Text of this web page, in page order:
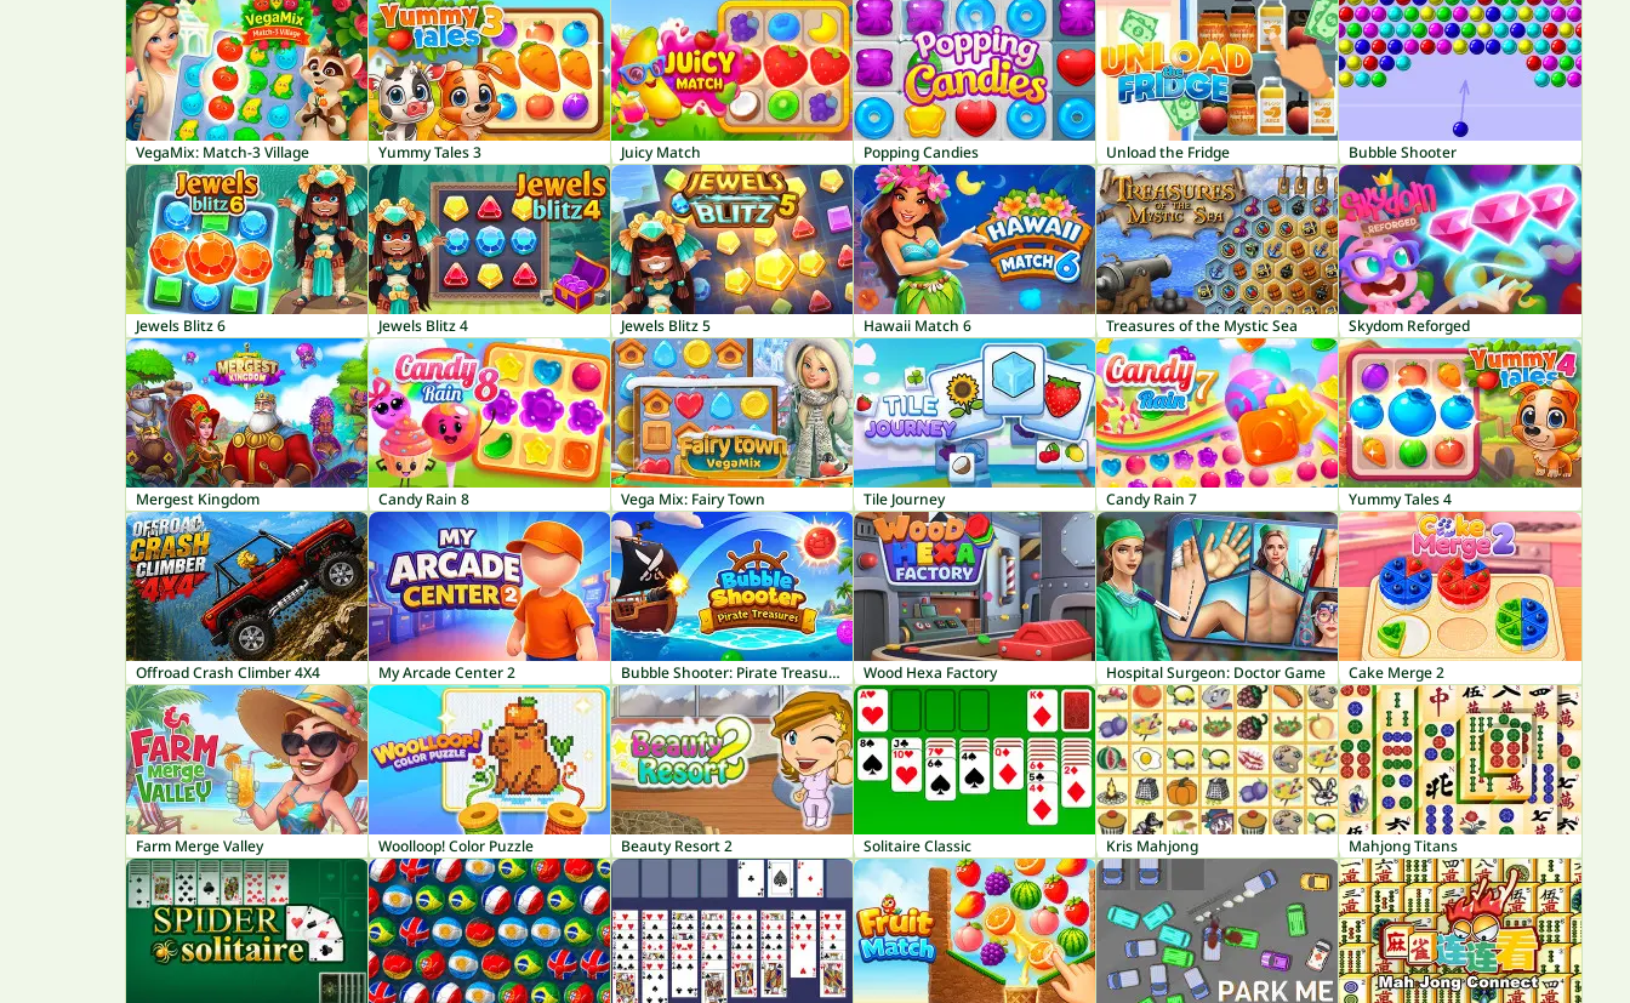
VegaMix: Match-3 Village Yummy Tales 3 Juicy Match Popping Candies Unload the Fridge Bubble Shooter
Jewels Blitz 6 Jewels Blitz 4 Jewels Blitz 5 Hawaii Match 6 Treasures of the Mystic Sea Skydom Reforged
Mergest Kingdom Candy Rain 8 Vega Mix: Fairy Town Tile Journey Candy Rain 7 Yummy Tales 4
Offroad Crash Climber 4X4 My Arcade Center 2 Bubble Shooter: Pirate Treasures Wood Hexa Factory Hospital Surgeon: Doctor Game Cake Merge 2
Farm Merge Valley Woolloop! Color Puzzle Beauty Resort 2 Solitaire Classic Kris Mahjong Mahjong Titans